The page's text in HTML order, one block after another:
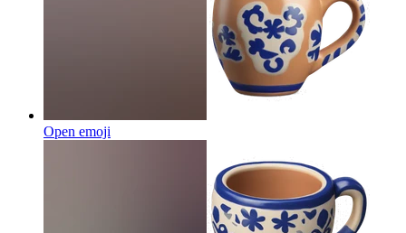
Open emoji